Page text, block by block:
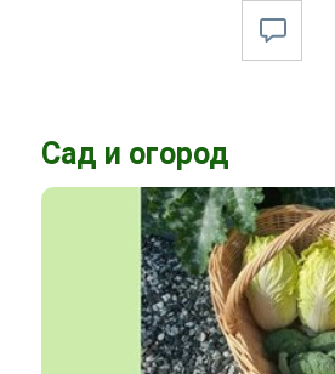
Сад и огород